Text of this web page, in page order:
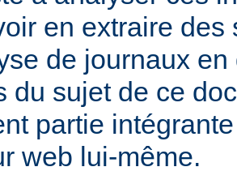
en extraire des
de journaux
du sujet de ce
partie
web lui-même.